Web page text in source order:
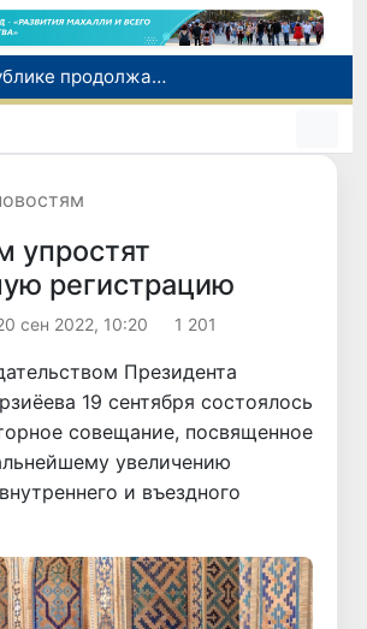
По всей республике продолжаются мероприятия в рамках акции «Актуальные 40 дней»
Оказавшийся в сложной ситуации в Германии соотечественник возвращен в Узбекистан
упростят
регистрацию
сен 2022, 10:20 1 201
Президента
19 сентября состоялось
совещание, посвященное
увеличению
и въездного